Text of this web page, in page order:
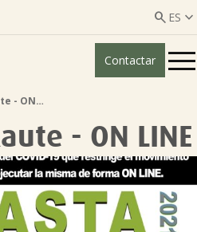
 ES 
ES
Contactar
- ON…
- ON LINE